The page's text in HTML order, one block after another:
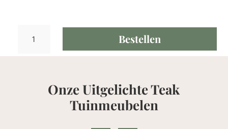
Draaiplateau
Bestellen
Onze Uitgelichte Teak
Tuinmeubelen